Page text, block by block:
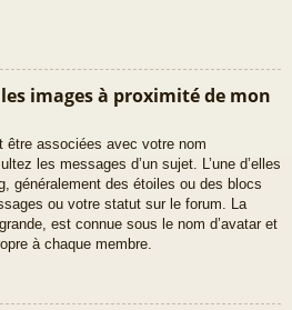
images à proximité de mon
être associées avec votre nom
les messages d’un sujet. L’une d’elles
généralement des étoiles ou des blocs
ou votre statut sur le forum. La
est connue sous le nom d’avatar et
à chaque membre.